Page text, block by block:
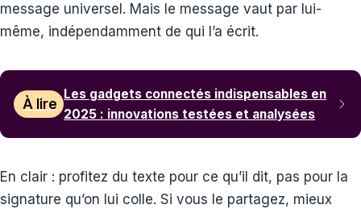
message universel. Mais le message vaut par lui-
même, indépendamment de qui l’a écrit.
À lire
Les gadgets connectés indispensables en
2025 : innovations testées et analysées
En clair : profitez du texte pour ce qu’il dit, pas pour la
signature qu’on lui colle. Si vous le partagez, mieux